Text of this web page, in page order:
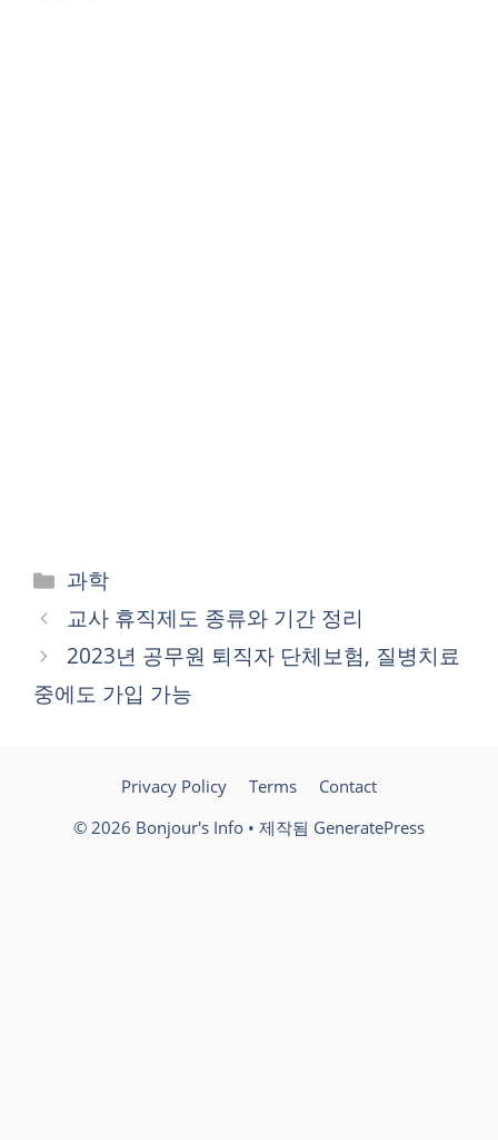
카
테
리
과학
교사 휴직제도 종류와 기간 정리
2023년 공무원 퇴직자 단체보험, 질병치료
중에도 가입 가능
Privacy Policy Terms
Contact
© 2026 Bonjour's Info • 제작됨 GeneratePress